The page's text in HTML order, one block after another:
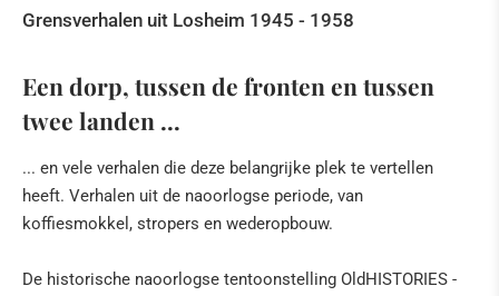
EEN SMOKKELANEKDOTE
Grensverhalen uit Losheim 1945 - 1958
Een dorp, tussen de fronten en tussen
twee landen ...
... en vele verhalen die deze belangrijke plek te vertellen
heeft. Verhalen uit de naoorlogse periode, van
koffiesmokkel, stropers en wederopbouw.
De historische naoorlogse tentoonstelling OldHISTORIES -